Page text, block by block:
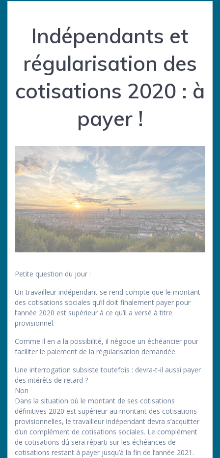
Indépendants et
régularisation des
cotisations 2020 : à
payer !
Petite question du jour :
Un travailleur indépendant se rend compte que le montant
des cotisations sociales qu’il doit finalement payer pour
l’année 2020 est supérieur à ce qu’il a versé à titre
provisionnel.
Comme il en a la possibilité, il négocie un échéancier pour
faciliter le paiement de la régularisation demandée.
Une interrogation subsiste toutefois : devra-t-il aussi payer
des intérêts de retard ?
Non
Dans la situation où le montant de ses cotisations
définitives 2020 est supérieur au montant des cotisations
provisionnelles, le travailleur indépendant devra s’acquitter
d’un complément de cotisations sociales. Le complément
de cotisations dû sera réparti sur les échéances de
cotisations restant à payer jusqu’à la fin de l’année 2021.